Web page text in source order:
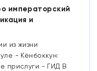
императорский
и
из жизни
- Кёнбоккун:
прислуги - ГИД В